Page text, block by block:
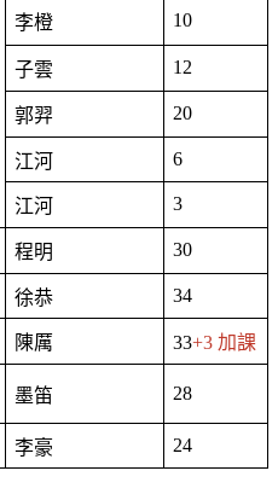
李橙 10
子雲 12
郭羿 20
江河 6
江河 3
程明 30
徐恭 34
陳厲 33+3 加課
墨笛 28
李豪 24